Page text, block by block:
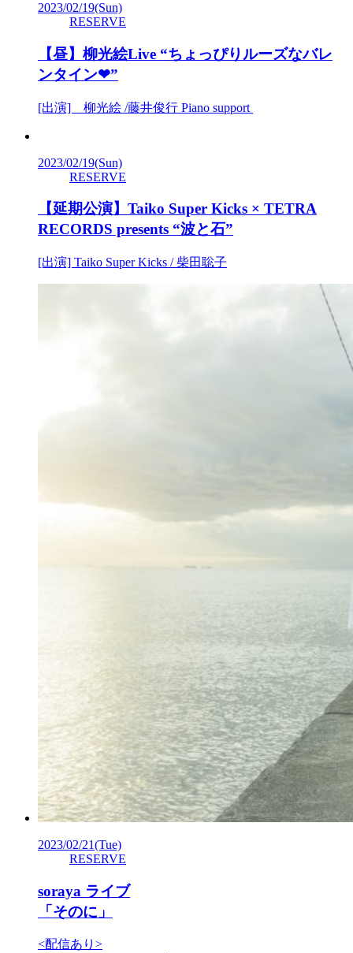
2023/02/19(Sun)
RESERVE
【昼】柳光絵Live “ちょっぴりルーズなバレ
ンタイン❤︎”
[出演] 柳光絵 /藤井俊行 Piano support
2023/02/19(Sun)
RESERVE
【延期公演】Taiko Super Kicks × TETRA
RECORDS presents “波と石”
[出演] Taiko Super Kicks / 柴田聡子
2023/02/21(Tue)
RESERVE
soraya ライブ
「そのに」
<配信あり>